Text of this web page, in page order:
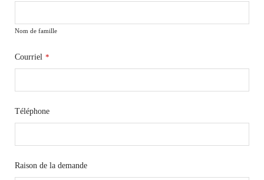
Nom de famille
Courriel *
Téléphone
Raison de la demande